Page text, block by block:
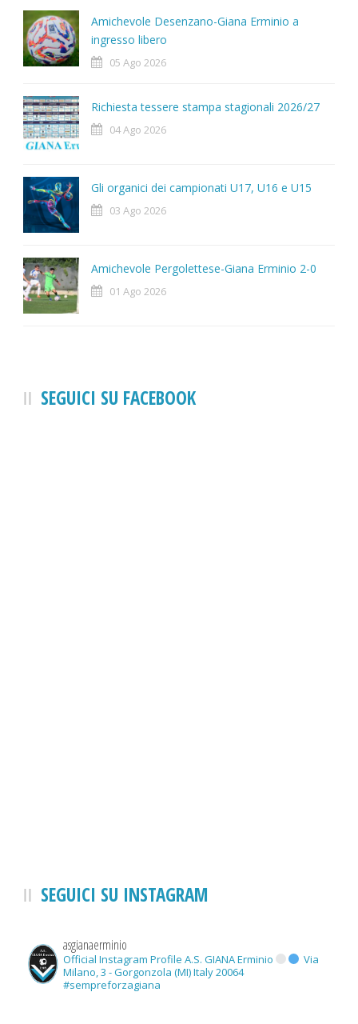
Amichevole Desenzano-Giana Erminio a
ingresso libero
05 Ago 2026
Richiesta tessere stampa stagionali 2026/27
04 Ago 2026
Gli organici dei campionati U17, U16 e U15
03 Ago 2026
Amichevole Pergolettese-Giana Erminio 2-0
01 Ago 2026
SEGUICI SU FACEBOOK
SEGUICI SU INSTAGRAM
asgianaerminio
Official Instagram Profile A.S. GIANA Erminio
Via
Milano, 3 - Gorgonzola (MI) Italy 20064
#sempreforzagiana